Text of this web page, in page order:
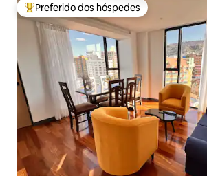
Entre os melhores preferidos dos
Preferido dos hóspedes